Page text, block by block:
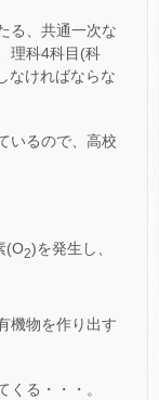
る、共通一次な
理科4科目(科
なければならな
いるので、高校
(O2)を発生し、
機物を作り出す
くる・・・。